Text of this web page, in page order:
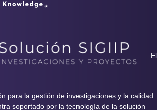
El
para la gestión de investigaciones y la calidad
soportado por la tecnología de la solución